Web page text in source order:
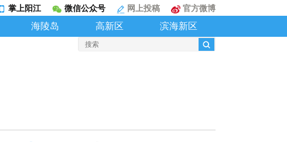
掌上阳江 微信公众号 网上投稿 官方微博
海陵岛 高新区 滨海新区